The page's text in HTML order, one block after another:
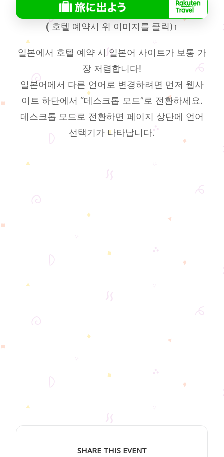
( 호텔 예약시 위 이미지를 클릭)↑
일본에서 호텔 예약 시 일본어 사이트가 보통 가
장 저렴합니다!
일본어에서 다른 언어로 변경하려면 먼저 웹사
이트 하단에서 “데스크톱 모드”로 전환하세요.
데스크톱 모드로 전환하면 페이지 상단에 언어
선택기가 나타납니다.
SHARE THIS EVENT